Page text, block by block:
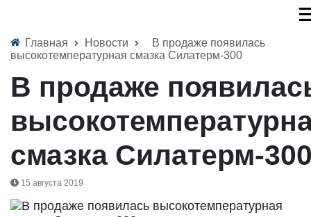
Главная Новости
В продаже появилась
высокотемпературная смазка Силатерм-300
В продаже
смазка Силатерм-
15 августа 2019